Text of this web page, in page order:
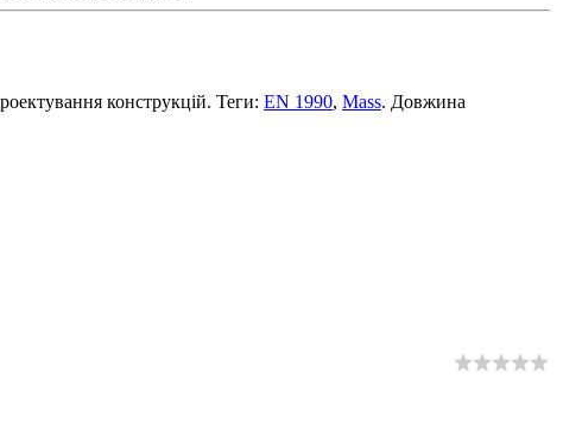
конструкцій. Теги: EN 1990, Mass. Довжина